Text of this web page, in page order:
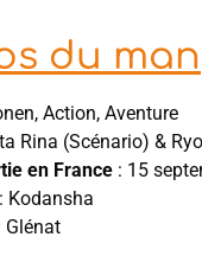
du
Action, Aventure
Rina (Scénario) &
en France : 15
: Kodansha
Glénat